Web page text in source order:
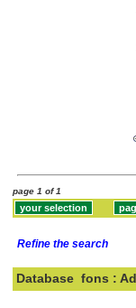
page 1 of 1
Refine the search
Database fons :